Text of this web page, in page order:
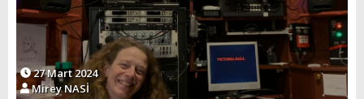
27 Mart 2024
Mirey NASİ